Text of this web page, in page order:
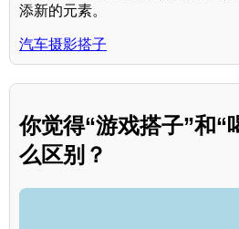
添新的元素。
汽车摄影搭子
你觉得“游戏搭子”和“
么区别？